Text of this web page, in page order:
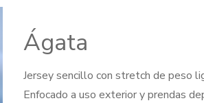
Ágata
Jersey sencillo con stretch de peso
Enfocado a uso exterior y prendas